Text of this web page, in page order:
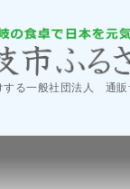
する一般社団法人 通販